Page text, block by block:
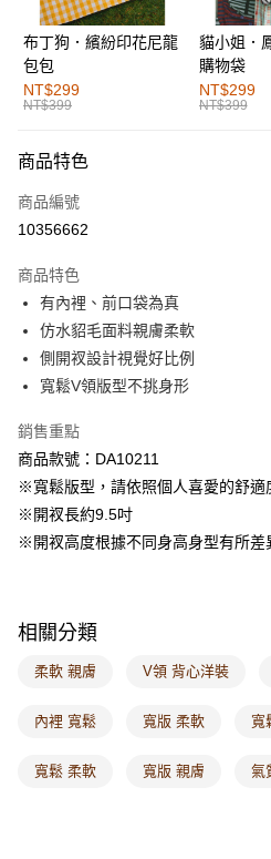
運送方式
全家取貨付款
每筆NT$60，滿NT$1,000(含以上)免
付款後全家取貨
萊爾富取貨付款
付款後萊爾富取貨
每筆NT$60，滿NT$1,000(含以上)免
7-11取貨付款
每筆NT$60，滿NT$1,000(含以上)免
付款後7-11取貨
每筆NT$60，滿NT$1,000(含以上)免
宅配
每筆NT$120，滿NT$1,000(含以上)
海外配送-歐美地區
布丁狗．繽紛印花尼龍
包包
NT$299
NT$399
貓小姐．
購物袋
NT$299
NT$399
商品特色
商品編號
10356662
商品特色
有內裡、前口袋為真
仿水貂毛面料親膚柔軟
側開衩設計視覺好比例
寬鬆V領版型不挑身形
銷售重點
商品款號：DA10211
※寬鬆版型，請依照個人喜愛的舒適
※開衩長約9.5吋
※開衩高度根據不同身高身型有所差
相關分類
柔軟 親膚 V領 背心洋裝
內裡 寬鬆 寬版 柔軟 寬
寬鬆 柔軟 寬版 親膚 氣